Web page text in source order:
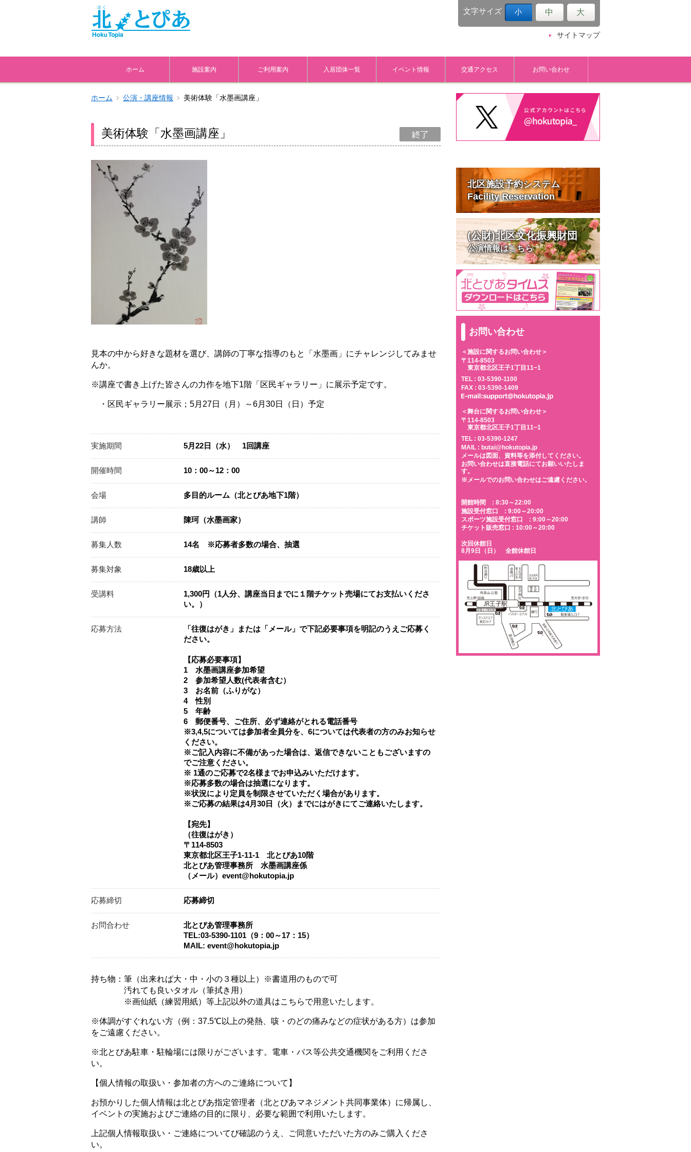
サイトマップ
文字サイズ 小 中 大
ホーム 施設案内 ご利用案内 入居団体一覧 イベント情報 交通アクセス お問い合わせ
ホーム 公演・講座情報 美術体験「水墨画講座」
美術体験「水墨画講座」
見本の中から好きな題材を選び、講師の丁寧な指導のもと「水墨画」にチャレンジしてみませ
んか。
※講座で書き上げた皆さんの力作を地下1階「区民ギャラリー」に展示予定です。​
・区民ギャラリー展示；5月27日（月）～6月30日（日）予定​
実施期間 5月22日（水） 1回講座
開催時間 10：00～12：00
会場 多目的ルーム（北とぴあ地下1階）
講師 陳珂（水墨画家）
募集人数 14名 ※応募者多数の場合、抽選
募集対象 18歳以上
受講料
1,300円（1人分、講座当日までに１階チケット売場にてお支払いくださ
い。）
応募方法
「往復はがき」または「メール」で下記必要事項を明記のうえご応募く
ださい。
【応募必要事項】
1 水墨画講座参加希望
2 参加希望人数(代表者含む）
3 お名前（ふりがな）
4 性別
5 年齢
6 郵便番号、ご住所、必ず連絡がとれる電話番号
※3,4,5については参加者全員分を、6については代表者の方のみお知らせ
ください。
※ご記入内容に不備があった場合は、返信できないこともございますの
でご注意ください。
※ 1通のご応募で2名様までお申込みいただけます。
※応募多数の場合は抽選になります。
※状況により定員を制限させていただく場合があります。​​
※ご応募の結果は4月30日（火）までにはがきにてご連絡いたします。
【宛先】
（往復はがき）
〒114-8503
東京都北区王子1-11-1 北とぴあ10階
北とぴあ管理事務所 水墨画講座係
（メール）event@hokutopia.jp
応募締切 応募締切
お問合わせ
北とぴあ管理事務所
TEL:03-5390-1101（9：00～17：15）
MAIL: event@hokutopia.jp
持ち物：筆（出来れば大・中・小の３種以上）※書道用のもので可
汚れても良いタオル（筆拭き用）
※画仙紙（練習用紙）等上記以外の道具はこちらで用意いたします。
※体調がすぐれない方（例：37.5℃以上の発熱、咳・のどの痛みなどの症状がある方）は参加
をご遠慮ください。
※北とぴあ駐車・駐輪場には限りがございます。電車・バス等公共交通機関をご利用くださ
い。​
【個人情報の取扱い・参加者の方へのご連絡について】
お預かりした個人情報は北とぴあ指定管理者（北とぴあマネジメント共同事業体）に帰属し、
イベントの実施およびご連絡の目的に限り、必要な範囲で利用いたします。
上記個人情報取扱い・ご連絡についてび確認のうえ、ご同意いただいた方のみご購入くださ
い。
北区施設予約システム
Facility Reservation
(公財)北区文化振興財団
公演情報はこちら
お問い合わせ
＜施設に関するお問い合わせ＞
〒114-8503
東京都北区王子1丁目11−1
TEL : 03-5390-1100
FAX : 03-5390-1409
＜舞台に関するお問い合わせ＞
〒114-8503
東京都北区王子1丁目11−1
TEL : 03-5390-1247
MAIL : butai@hokutopia.jp
メールは図面、資料等を添付してください。
お問い合わせは直接電話にてお願いいたしま
す。
※メールでのお問い合わせはご遠慮ください。
開館時間 : 8:30～22:00
施設受付窓口 : 9:00～20:00
スポーツ施設受付窓口 : 9:00～20:00
チケット販売窓口 : 10:00～20:00
次回休館日
8月9日（日） 全館休館日